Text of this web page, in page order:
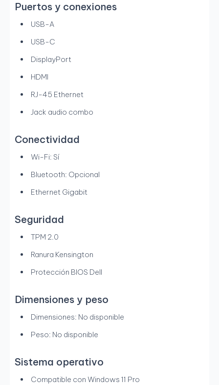
Puertos y conexiones
USB-A
USB-C
DisplayPort
HDMI
RJ-45 Ethernet
Jack audio combo
Conectividad
Wi-Fi: Sí
Bluetooth: Opcional
Ethernet Gigabit
Seguridad
TPM 2.0
Ranura Kensington
Protección BIOS Dell
Dimensiones y peso
Dimensiones: No disponible
Peso: No disponible
Sistema operativo
Compatible con Windows 11 Pro